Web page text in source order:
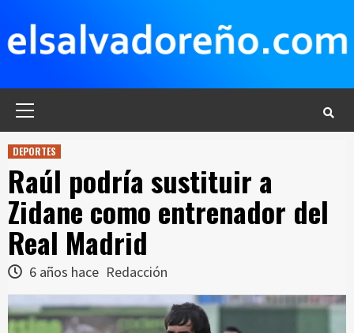
contenido
DEPORTES
Raúl podría sustituir a
Zidane como entrenador del
Real Madrid
6 años hace Redacción